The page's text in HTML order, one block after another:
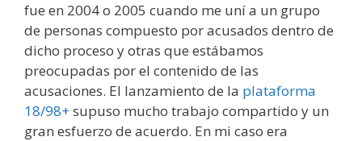
fue en 2004 o 2005 cuando me uní a un grupo
de personas compuesto por acusados dentro de
dicho proceso y otras que estábamos
preocupadas por el contenido de las
acusaciones. El lanzamiento de la plataforma
18/98+ supuso mucho trabajo compartido y un
gran esfuerzo de acuerdo. En mi caso era